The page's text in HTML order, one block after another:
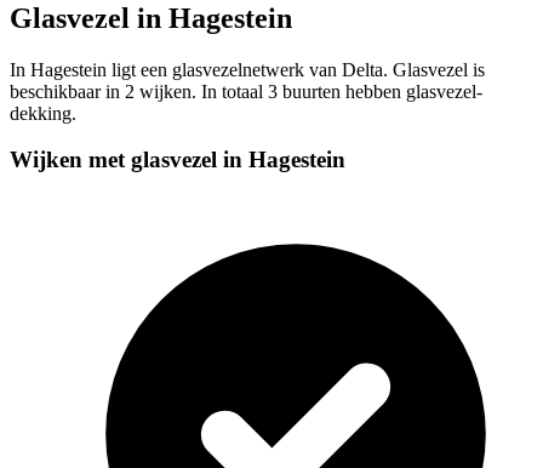
Glasvezel in Hagestein
In Hagestein ligt een glasvezelnetwerk van Delta. Glasvezel is
beschikbaar in 2 wijken. In totaal 3 buurten hebben glasvezel-
dekking.
Wijken met glasvezel in Hagestein